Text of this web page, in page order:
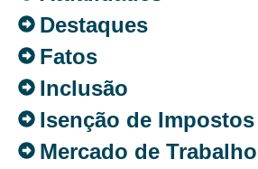
Destaques
Fatos
Inclusão
Isenção de Impostos
Mercado de Trabalho